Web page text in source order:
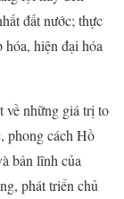
đất nước; thực
hiện đại hóa
về những giá trị to
phong cách Hồ
bản lĩnh của
phát triển chủ